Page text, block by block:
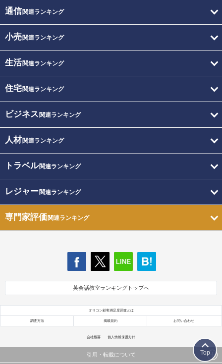
通信関連ランキング
小売関連ランキング
生活関連ランキング
住宅関連ランキング
ビジネス 関連ランキング
人材関連ランキング
トラベル関連ランキング
レジャー関連ランキング
専門家評価関連ランキング
英会話教室ランキングトップへ
オリコン顧客満足度調査とは
調査方法 掲載規約 お問い合わせ
会社概要 個人情報保護方針
引用・転載について Top